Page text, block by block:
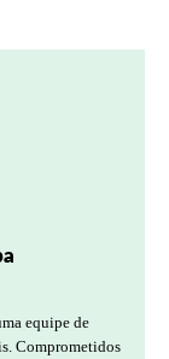
equipe de
Comprometidos